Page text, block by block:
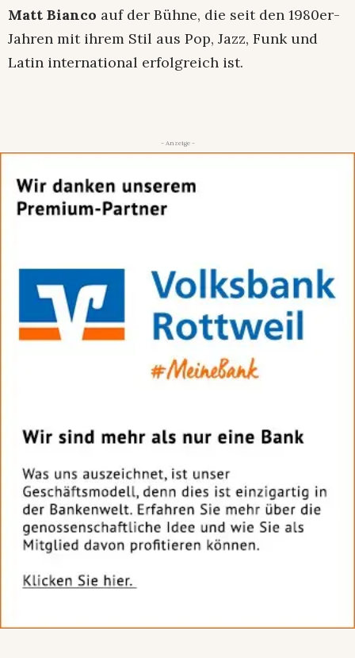
Matt Bianco auf der Bühne, die seit den 1980er-
Jahren mit ihrem Stil aus Pop, Jazz, Funk und
Latin international erfolgreich ist.
- Anzeige -